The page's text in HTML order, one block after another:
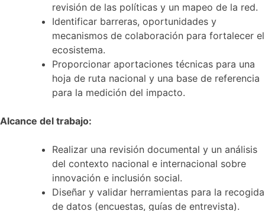
revisión de las políticas y un mapeo de la red.
Identificar barreras, oportunidades y
mecanismos de colaboración para fortalecer el
ecosistema.
Proporcionar aportaciones técnicas para una
hoja de ruta nacional y una base de referencia
para la medición del impacto.
Alcance del trabajo:
Realizar una revisión documental y un análisis
del contexto nacional e internacional sobre
innovación e inclusión social.
Diseñar y validar herramientas para la recogida
de datos (encuestas, guías de entrevista).